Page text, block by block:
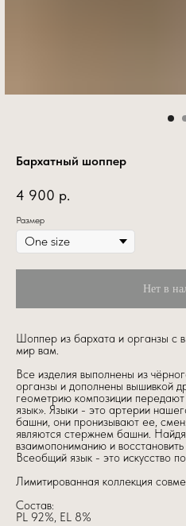
Бархатный шоппер
4 900 р.
Размер
Нет в
Шоппер из бархата и органзы с
мир вам.
Все изделия выполнены из
органзы и дополнены вышивкой
геометрию композиции
язык». Языки - это артерии
башни, они пронизывают ее,
являются стержнем башни.
взаимопониманию и
Всеобщий язык - это искусство
Лимитированная коллекция
Состав:
PL 92%, EL 8%